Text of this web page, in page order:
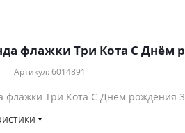
флажки Три Кота С Днём
Артикул: 6014891
флажки Три Кота С Днём рождения